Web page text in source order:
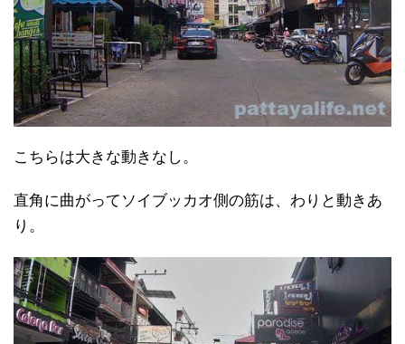
こちらは大きな動きなし。
直角に曲がってソイブッカオ側の筋は、わりと動きあ
り。